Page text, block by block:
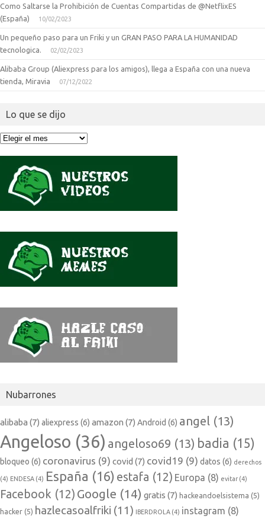
Como Saltarse la Prohibición de Cuentas Compartidas de @NetflixES
(España)
10/02/2023
Un pequeño paso para un Friki y un GRAN PASO PARA LA HUMANIDAD
tecnologica.
02/02/2023
Alibaba Group (Aliexpress para los amigos), llega a España con una nueva
tienda, Miravia
07/12/2022
Lo que se dijo
Lo
Nubarrones
alibaba (7) aliexpress (6) amazon (7) Android (6) angel (13)
Angeloso (36) angeloso69 (13) badia (15)
bloqueo (6) coronavirus (9) covid (7) covid19 (9) datos (6) derechos
(4) ENDESA (4) España (16) estafa (12) Europa (8) evitar (4)
Facebook (12) Google (14) gratis (7) hackeandoelsistema (5)
hacker (5) hazlecasoalfriki (11) IBERDROLA (4) instagram (8)